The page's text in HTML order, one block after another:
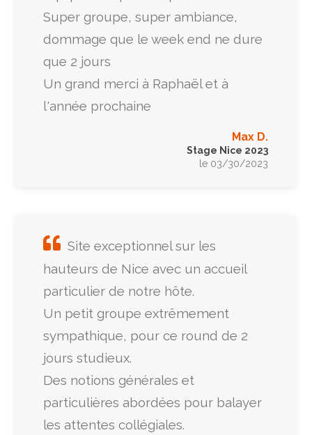
Super groupe, super ambiance,
dommage que le week end ne dure
que 2 jours
Un grand merci à Raphaël et à
l'année prochaine
Max D.
Stage Nice 2023
le 03/30/2023
Site exceptionnel sur les
hauteurs de Nice avec un accueil
particulier de notre hôte.
Un petit groupe extrêmement
sympathique, pour ce round de 2
jours studieux.
Des notions générales et
particulières abordées pour balayer
les attentes collégiales.